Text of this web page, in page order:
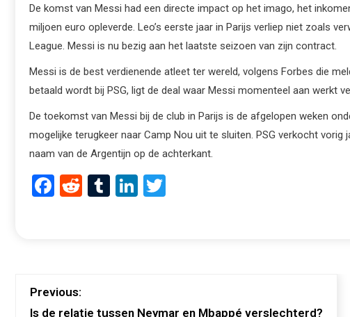
De komst van Messi had een directe impact op het imago, het
miljoen euro opleverde. Leo’s eerste jaar in Parijs verliep niet zoals
League. Messi is nu bezig aan het laatste seizoen van zijn contract.
Messi is de best verdienende atleet ter wereld, volgens Forbes die
betaald wordt bij PSG, ligt de deal waar Messi momenteel aan werkt
De toekomst van Messi bij de club in Parijs is de afgelopen weken
mogelijke terugkeer naar Camp Nou uit te sluiten. PSG verkocht
naam van de Argentijn op de achterkant.
Facebook
RedditTumblrLinkedIn
Previous:
Is de relatie tussen Neymar en Mbappé verslechterd?